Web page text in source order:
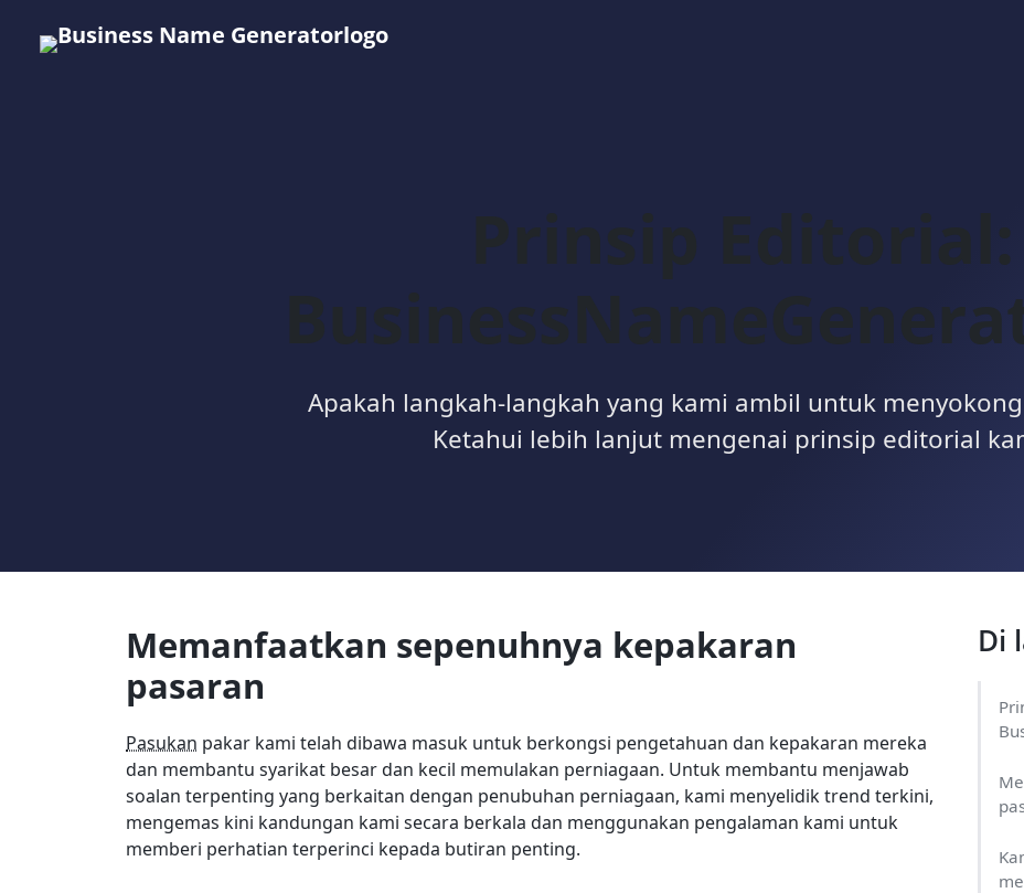
Prinsip Editorial:
Apakah langkah-langkah yang kami ambil untuk
Ketahui lebih lanjut mengenai prinsip editorial
Di
Memanfaatkan sepenuhnya kepakaran
pasaran
Pasukan pakar kami telah dibawa masuk untuk berkongsi pengetahuan dan kepakaran mereka
dan membantu syarikat besar dan kecil memulakan perniagaan. Untuk membantu menjawab
soalan terpenting yang berkaitan dengan penubuhan perniagaan, kami menyelidik trend terkini,
mengemas kini kandungan kami secara berkala dan menggunakan pengalaman kami untuk
memberi perhatian terperinci kepada butiran penting.